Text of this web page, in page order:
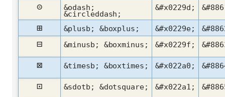
⊝ &odash;
&circleddash;
&#x0229d;
⊞ &plusb; &boxplus; &#x0229e;
⊟ &minusb; &boxminus; &#x0229f;
⊠ &timesb; &boxtimes; &#x022a0;
⊡ &sdotb; &dotsquare; &#x022a1;